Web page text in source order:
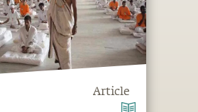
Article